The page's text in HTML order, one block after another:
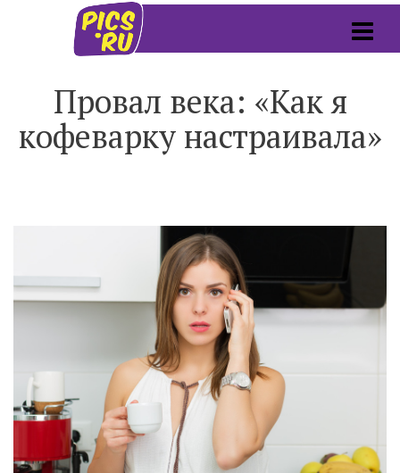
Провал века: «Как я
кофеварку настраивала»